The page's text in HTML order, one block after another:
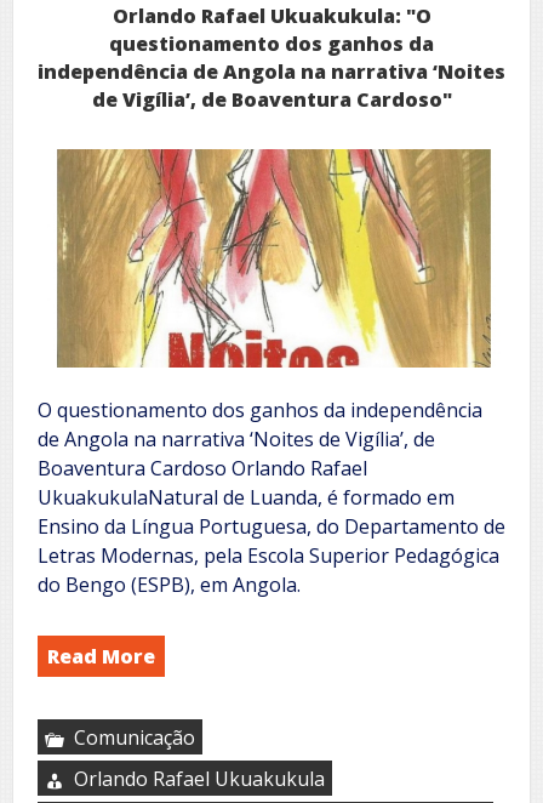
Orlando Rafael Ukuakukula: "O
questionamento dos ganhos da
independência de Angola na narrativa ‘Noites
de Vigília’, de Boaventura Cardoso"
O questionamento dos ganhos da independência
de Angola na narrativa ‘Noites de Vigília’, de
Boaventura Cardoso Orlando Rafael
UkuakukulaNatural de Luanda, é formado em
Ensino da Língua Portuguesa, do Departamento de
Letras Modernas, pela Escola Superior Pedagógica
do Bengo (ESPB), em Angola.
Read More
Comunicação
Orlando Rafael Ukuakukula